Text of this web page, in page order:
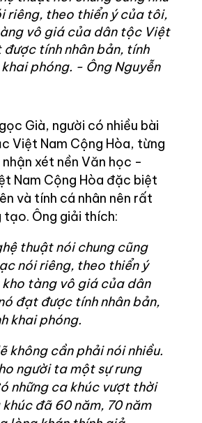
riêng, theo thiển ý của tôi,
vô giá của dân tộc Việt
tính nhân bản, tính
phóng. - Ông Nguyễn
Già, người có nhiều bài
Việt Nam Cộng Hòa, từng
xét nền Văn học -
Nam Cộng Hòa đặc biệt
và tính cá nhân nên rất
tạo. Ông giải thích:
thuật nói chung cũng
nói riêng, theo thiển ý
tàng vô giá của dân
đạt được tính nhân bản,
khai phóng.
không cần phải nói nhiều.
người ta một sự rung
những ca khúc vượt thời
đã 60 năm, 70 năm